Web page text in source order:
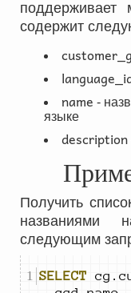
поддерживает
содержит
name -
языке
description
Получить
названиями
следующим
SELECT